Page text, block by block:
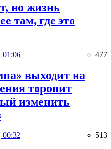
но жизнь
там, где это
01:06 477
выходит на
торопит
изменить
00:32 513